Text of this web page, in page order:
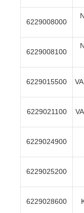
6229008000
6229008100
6229015500
6229021100
6229024900
6229025200
6229028600